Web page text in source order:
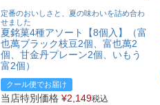
定番のおいしさと、夏の味わいを詰め合わ
せました
夏銘菓4種アソート【8個入】（富
也萬ブラック枝豆2個、富也萬2
個、甘金丹プレーン2個、いもう
富2個）
クール便でお届け
当店特別価格 ¥2,149税込